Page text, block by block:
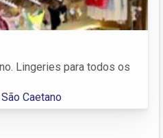
Lingeries para todos os
Caetano